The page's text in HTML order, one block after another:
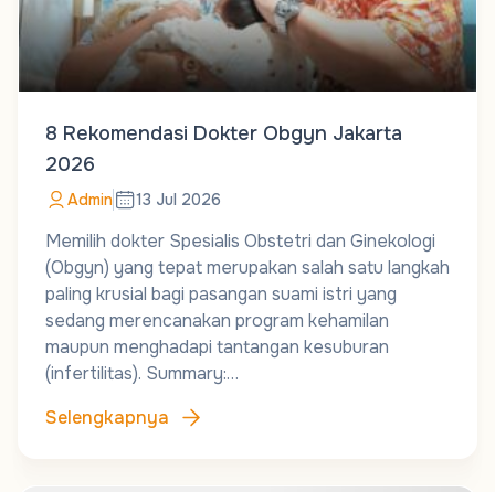
8 Rekomendasi Dokter Obgyn Jakarta
2026
Admin 13 Jul 2026
Memilih dokter Spesialis Obstetri dan Ginekologi
(Obgyn) yang tepat merupakan salah satu langkah
paling krusial bagi pasangan suami istri yang
sedang merencanakan program kehamilan
maupun menghadapi tantangan kesuburan
(infertilitas). Summary:…
Selengkapnya